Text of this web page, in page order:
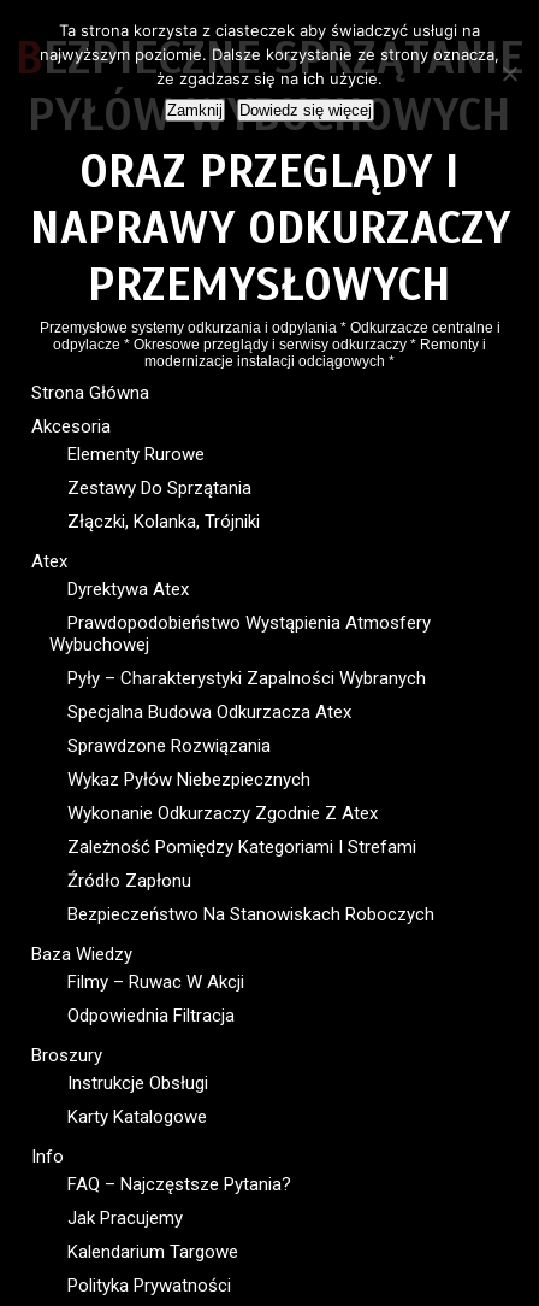
BEZPIECZNE SPRZĄTANIE
PYŁÓW WYBUCHOWYCH
ORAZ PRZEGLĄDY I
NAPRAWY ODKURZACZY
PRZEMYSŁOWYCH
Przemysłowe systemy odkurzania i odpylania * Odkurzacze centralne i
odpylacze * Okresowe przeglądy i serwisy odkurzaczy * Remonty i
modernizacje instalacji odciągowych *
Strona Główna
Akcesoria
Elementy Rurowe
Zestawy Do Sprzątania
Złączki, Kolanka, Trójniki
Atex
Dyrektywa Atex
Prawdopodobieństwo Wystąpienia Atmosfery
Wybuchowej
Pyły – Charakterystyki Zapalności Wybranych
Specjalna Budowa Odkurzacza Atex
Sprawdzone Rozwiązania
Wykaz Pyłów Niebezpiecznych
Wykonanie Odkurzaczy Zgodnie Z Atex
Zależność Pomiędzy Kategoriami I Strefami
Źródło Zapłonu
Bezpieczeństwo Na Stanowiskach Roboczych
Baza Wiedzy
Filmy – Ruwac W Akcji
Odpowiednia Filtracja
Broszury
Instrukcje Obsługi
Karty Katalogowe
Info
FAQ – Najczęstsze Pytania?
Jak Pracujemy
Kalendarium Targowe
Polityka Prywatności
Ta strona korzysta z ciasteczek aby świadczyć usługi na
najwyższym poziomie. Dalsze korzystanie ze strony oznacza,
że zgadzasz się na ich użycie.
Zamknij Dowiedz się więcej